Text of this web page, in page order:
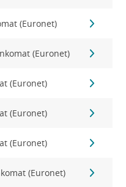
(Euronet)
(Euronet)
(Euronet)
(Euronet)
(Euronet)
(Euronet)